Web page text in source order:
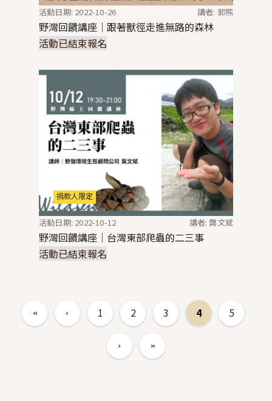
活動日期: 2022-10-26 講者: 郭熊
野灣回饋講座｜跟著獸徑走進無路的森林
活動已結束報名
捐款人限定
活動日期: 2022-10-12 講者: 龔文斌
野灣回饋講座｜台灣東部爬蟲的二三事
活動已結束報名
1 2 3 4 5